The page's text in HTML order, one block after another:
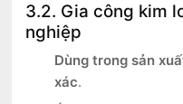
3.2. Gia công kim
nghiệp
Dùng trong sản
xác.